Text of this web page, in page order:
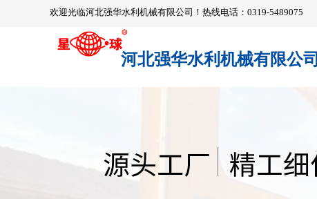
欢迎光临河北强华水利机械有限公司！热线电话：0319-5489075
河北强华水利机械有限公司